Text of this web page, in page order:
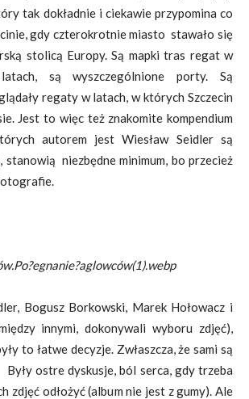
tak dokładnie i ciekawie przypomina co
gdy czterokrotnie miasto stawało się
stolicą Europy. Są mapki tras regat w
latach, są wyszczególnione porty. Są
regaty w latach, w których Szczecin
Jest to więc też znakomite kompendium
autorem jest Wiesław Seidler są
stanowią niezbędne minimum, bo przecież
Bogusz Borkowski, Marek Hołowacz i
innymi, dokonywali wyboru zdjęć),
to łatwe decyzje. Zwłaszcza, że sami są
ostre dyskusje, ból serca, gdy trzeba
zdjęć odłożyć (album nie jest z gumy). Ale